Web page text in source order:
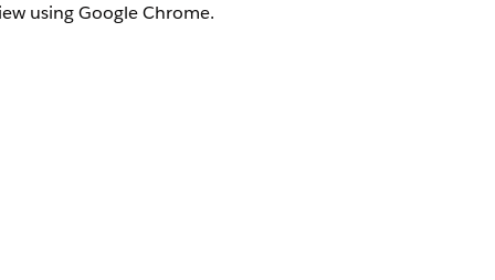
using Google Chrome.